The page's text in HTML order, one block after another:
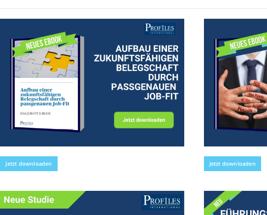
Jetzt downloaden Jetzt downloaden